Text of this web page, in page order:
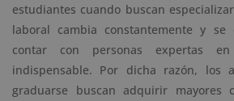
estudiantes cuando buscan
laboral cambia constantemente y se
contar con personas expertas
indispensable. Por dicha razón, los
graduarse buscan adquirir mayores